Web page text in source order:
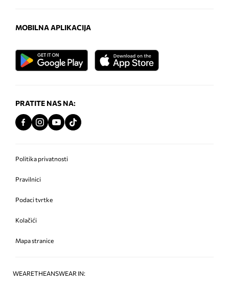
MOBILNA APLIKACIJA
PRATITE NAS NA:
Politika privatnosti
Pravilnici
Podaci tvrtke
Kolačići
Mapa stranice
WEARETHEANSWEAR IN: